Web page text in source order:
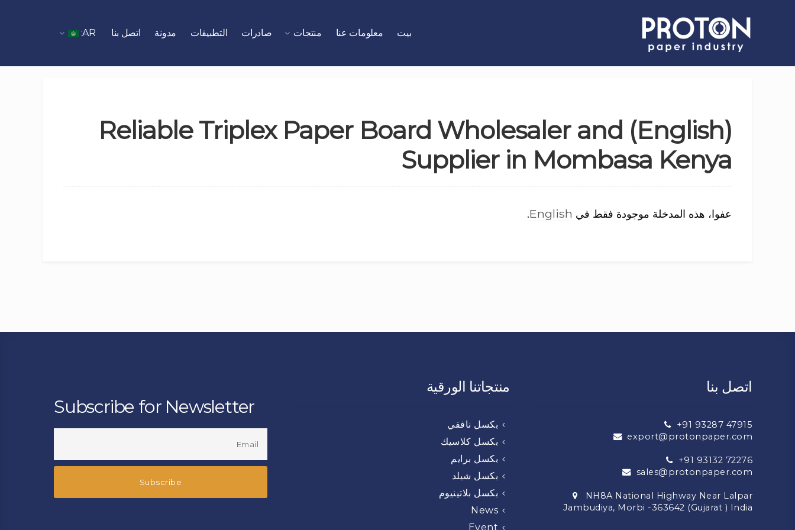
بيت معلومات عنا منتجات صادرات التطبيقات مدونة اتصل بنا AR:
(English) Reliable Triplex Paper Board Wholesaler and
Supplier in Mombasa Kenya
عفوا، هذه المدخلة موجودة فقط في English
.
Subscribe for Newsletter
منتجاتنا الورقية
بكسل ناففي
بكسل كلاسيك
بكسل برايم
بكسل شيلد
بكسل بلاتينيوم
News
Event
اتصل بنا
+91 93287 47915
export@protonpaper.com
+91 93132 72276
sales@protonpaper.com
NH8A National Highway Near Lalpar
Jambudiya, Morbi -363642 (Gujarat ) India